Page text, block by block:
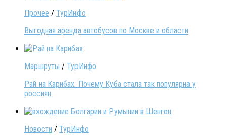
Прочее / ТурИнфо
Выгодная аренда автобусов по Москве и области
Маршруты / ТурИнфо
Рай на Карибах. Почему Куба стала так популярна у
россиян
Новости / ТурИнфо